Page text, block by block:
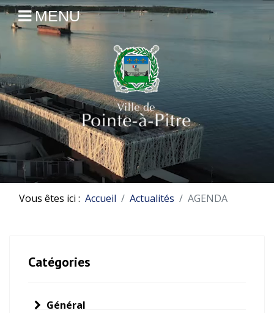
MENU
Vous êtes ici : Accueil Actualités AGENDA
Catégories
Général